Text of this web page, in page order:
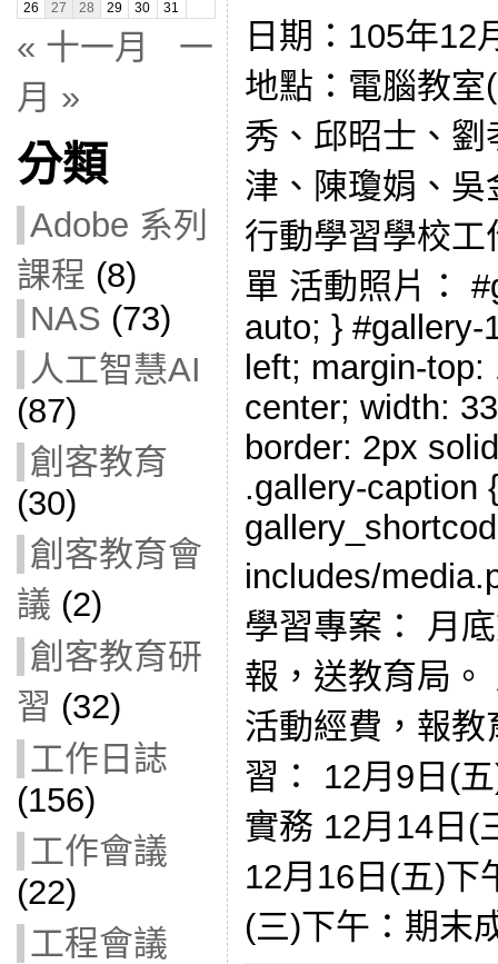
26
27 28 29 30 31
« 十一月
一
月 »
分類
Adobe 系列
課程 (8)
NAS (73)
人工智慧AI
(87)
創客教育
(30)
創客教育會
議 (2)
創客教育研
習 (32)
工作日誌
(156)
工作會議
(22)
工程會議
日期：105年12
地點：電腦教
秀、邱昭士、
津、陳瓊娟、
行動學習學校工
單 活動照片：
auto; } #gallery-
left; margin-
center; width:
border: 2px
.gallery-caption
includes/
學習專案： 月
報，送教育局
活動經費，報
習： 12月9日(
實務 12月14日(
12月16日(五)下
(三)下午：期末